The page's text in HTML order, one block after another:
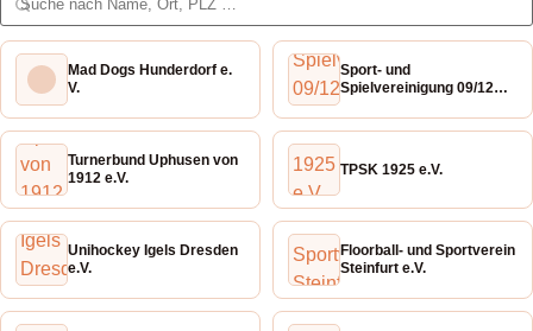
Mad Dogs Hunderdorf e.
V.
Sport- und
Spielvereinigung 09/12
Turnerbund Uphusen von
1912 e.V.
TPSK 1925 e.V.
Unihockey Igels Dresden
e.V.
Floorball- und Sportverein
Steinfurt e.V.